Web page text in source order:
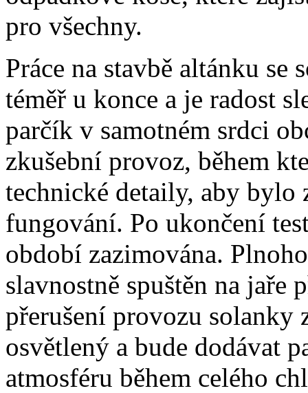
pro všechny.
Práce na stavbě altánku
téměř u konce a je radost
parčík v samotném srdci
zkušební provoz, během
technické detaily, aby bylo
fungování. Po ukončení
období zazimována.
slavnostně spuštěn na
přerušení provozu solanky
osvětlený a bude dodávat
atmosféru během celého